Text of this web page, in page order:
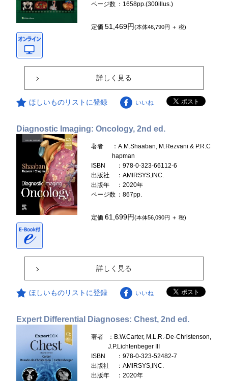
ページ数 ：1658pp.(300illus.)
定価51,469円(本体46,790円 ＋ 税)
詳しく見る
ほしいものリストに登録 いいね
Diagnostic Imaging: Oncology, 2nd ed.
著者
：A.M.Shaaban, M.Rezvani & P.R.C
hapman
ISBN
：978-0-323-66112-6
出版社
：AMIRSYS,INC.
出版年
：2020年
ページ数 ：867pp.
定価61,699円(本体56,090円 ＋ 税)
詳しく見る
ほしいものリストに登録 いいね
Expert Differential Diagnoses: Chest, 2nd ed.
著者
：B.W.Carter, M.L.R.-De-Christenson,
J.P.Lichtenbeger III
ISBN
：978-0-323-52482-7
出版社
：AMIRSYS,INC.
出版年
：2020年